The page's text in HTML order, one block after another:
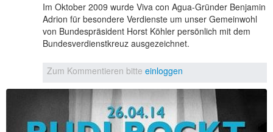
Im Oktober 2009 wurde Viva con Agua-Gründer Benjamin
Adrion für besondere Verdienste um unser Gemeinwohl
von Bundespräsident Horst Köhler persönlich mit dem
Bundesverdienstkreuz ausgezeichnet.
Zum Kommentieren bitte einloggen